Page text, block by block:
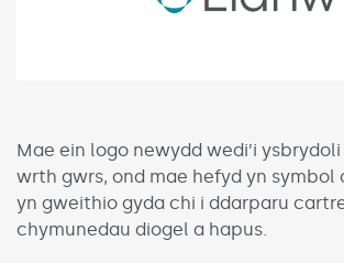
Mae ein logo newydd wedi’i
wrth gwrs, ond mae hefyd yn symbol
yn gweithio gyda chi i ddarparu
chymunedau diogel a hapus.